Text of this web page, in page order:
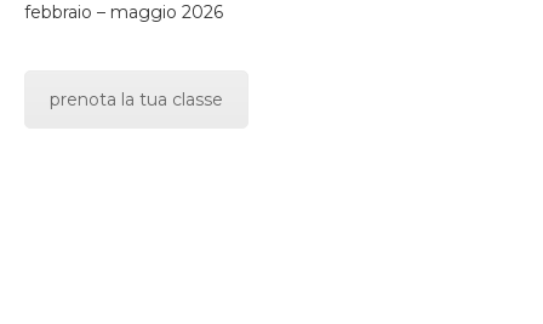
febbraio – maggio 2026
prenota la tua classe